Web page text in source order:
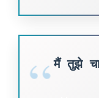
मैं तुझे